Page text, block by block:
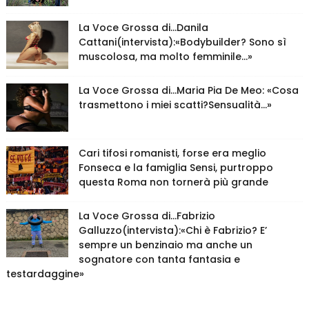
La Voce Grossa di…Danila
Cattani(intervista):«Bodybuilder? Sono sì
muscolosa, ma molto femminile…»
La Voce Grossa di…Maria Pia De Meo: «Cosa
trasmettono i miei scatti?Sensualità…»
Cari tifosi romanisti, forse era meglio
Fonseca e la famiglia Sensi, purtroppo
questa Roma non tornerà più grande
La Voce Grossa di…Fabrizio
Galluzzo(intervista):«Chi è Fabrizio? E’
sempre un benzinaio ma anche un
sognatore con tanta fantasia e
testardaggine»